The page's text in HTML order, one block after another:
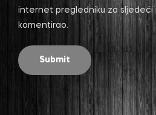
internet pregledniku za sljedeći
komentirao.